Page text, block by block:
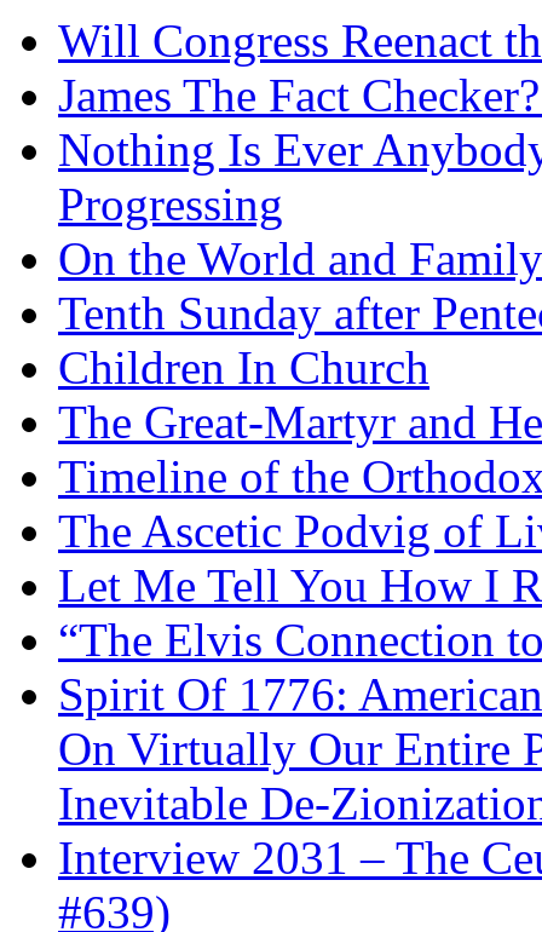
Will Congress Reenact
James The Fact
Nothing Is Ever
Progressing
On the World and Family
Tenth Sunday after
Children In Church
The Great-Martyr and
Timeline of the
The Ascetic Podvig of
Let Me Tell You How I
“The Elvis Connection
Spirit Of 1776:
On Virtually Our Entire
Inevitable De-
Interview 2031 – The
#639)